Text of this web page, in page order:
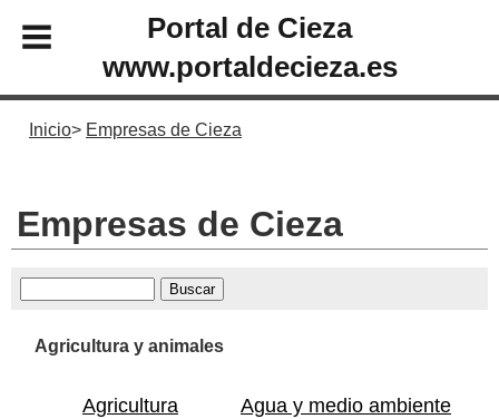
Portal de Cieza
www.portaldecieza.es
Inicio Empresas de Cieza
Empresas de Cieza
Agricultura y animales
Agricultura
Agua y medio ambiente